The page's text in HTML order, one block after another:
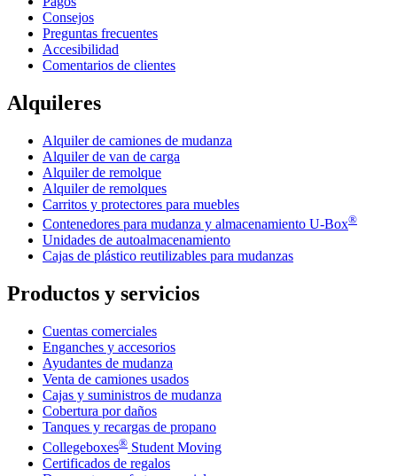
Consejos
Preguntas frecuentes
Accesibilidad
Comentarios de clientes
Alquileres
Alquiler de camiones de mudanza
Alquiler de van de carga
Alquiler de remolque
Alquiler de remolques
Carritos y protectores para muebles
Contenedores para mudanza y almacenamiento U-Box®
Unidades de autoalmacenamiento
Cajas de plástico reutilizables para mudanzas
Productos y servicios
Cuentas comerciales
Enganches y accesorios
Ayudantes de mudanza
Venta de camiones usados
Cajas y suministros de mudanza
Cobertura por daños
Tanques y recargas de propano
Collegeboxes® Student Moving
Certificados de regalos